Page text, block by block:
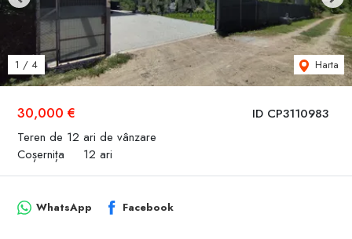
ID CP3110983
30,000 €
Teren de 12 ari de vânzare
Coșernița
12 ari
1 / 4 Harta
WhatsApp Facebook